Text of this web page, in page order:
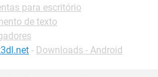
para escritório
de texto
- Downloads - Android